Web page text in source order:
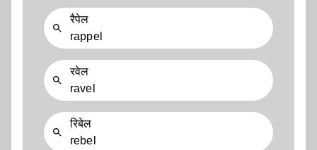
रैपेल
rappel
रवेल
ravel
रिबेल
rebel